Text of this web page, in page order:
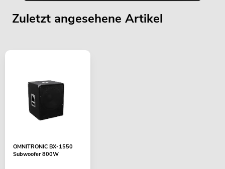
Zuletzt angesehene Artikel
OMNITRONIC BX-1550
Subwoofer 800W